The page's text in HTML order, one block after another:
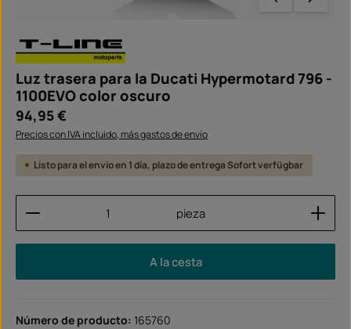
Luz trasera para la Ducati Hypermotard 796 -
1100EVO color oscuro
Precio normal:
94,95 €
Precios con IVA incluido, más gastos de envío
Listo para el envío en 1 día, plazo de entrega Sofort verfügbar
Cantidad del producto: introduce la cantidad
pieza
A la cesta
Número de producto: 165760